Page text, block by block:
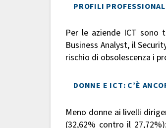
PROFILI
Per le aziende ICT
Business Analyst, il
rischio di obsolescenza i
DONNE E ICT: C’È
Meno donne ai livelli
(32,62% contro il